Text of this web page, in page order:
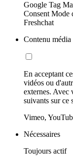
Google Tag
Consent Mode
Freshchat
Contenu média
En acceptant
vidéos ou
externes. Avec
suivants sur ce
Vimeo,
Nécessaires
Toujours actif